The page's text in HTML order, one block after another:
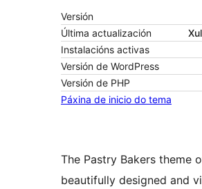
Versión
Última actualización
Instalacións activas
Versión de WordPress
Versión de PHP
Páxina de inicio do tema
The Pastry Bakers theme
beautifully designed and